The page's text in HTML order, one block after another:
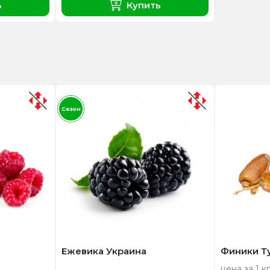
Купить
Ежевика Украина
Сезон
Финики